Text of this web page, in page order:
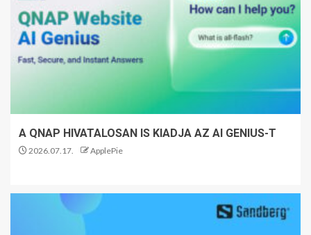
A QNAP HIVATALOSAN IS KIADJA AZ AI GENIUS-T
2026.07.17. ApplePie